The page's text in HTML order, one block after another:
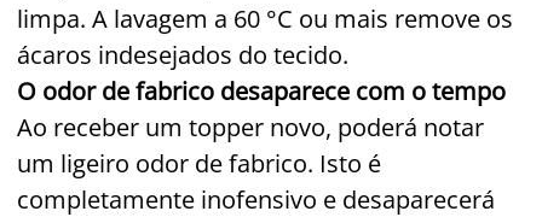
limpa. A lavagem a 60 °C ou mais remove os
ácaros indesejados do tecido.
O odor de fabrico desaparece com o tempo
Ao receber um topper novo, poderá notar
um ligeiro odor de fabrico. Isto é
completamente inofensivo e desaparecerá